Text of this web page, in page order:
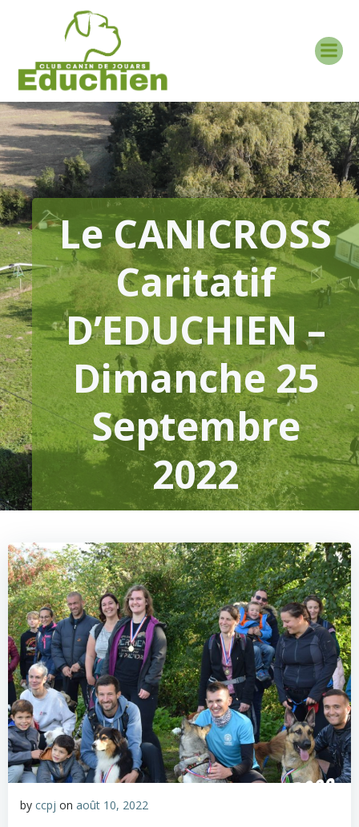
Le CANICROSS
Caritatif
D’EDUCHIEN –
Dimanche 25
Septembre
2022
by ccpj on août 10, 2022